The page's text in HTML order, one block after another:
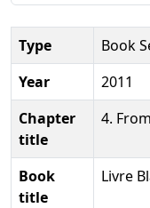
Type
Book
Year
2011
Chapter
title
4.
Book
title
Livre